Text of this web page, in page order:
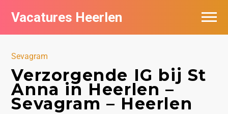
Vacatures Heerlen
Sevagram
Verzorgende IG bij St
Anna in Heerlen –
Sevagram – Heerlen
Vacatures per bedrijf in Heerlen
De populairste vacatures in Heerlen